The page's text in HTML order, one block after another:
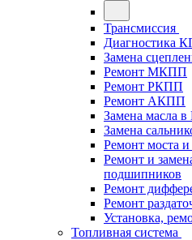
Трансмиссия
Диагностика
Замена
Ремонт МКПП
Ремонт РКПП
Ремонт АКПП
Замена масла
Замена
Ремонт моста и
Ремонт и
подшипников
Ремонт
Ремонт
Установка,
Топливная система